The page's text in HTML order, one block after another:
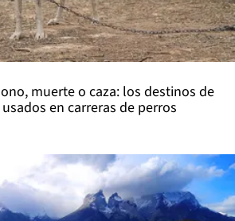
muerte o caza: los destinos de
en carreras de perros